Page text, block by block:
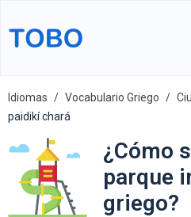
Idiomas Vocabulario Griego
paidikí chará
¿Cómo
parque
griego?